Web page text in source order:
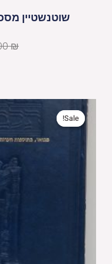
שוטנשטיין
₪
Sale!
Sale!